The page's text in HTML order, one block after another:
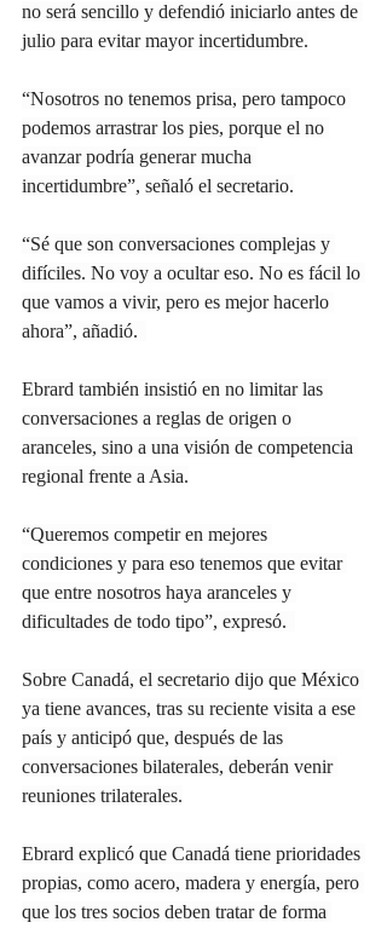
no será sencillo y defendió iniciarlo antes de
julio para evitar mayor incertidumbre.
“Nosotros no tenemos prisa, pero tampoco
podemos arrastrar los pies, porque el no
avanzar podría generar mucha
incertidumbre”, señaló el secretario.
“Sé que son conversaciones complejas y
difíciles. No voy a ocultar eso. No es fácil lo
que vamos a vivir, pero es mejor hacerlo
ahora”, añadió.
Ebrard también insistió en no limitar las
conversaciones a reglas de origen o
aranceles, sino a una visión de competencia
regional frente a Asia.
“Queremos competir en mejores
condiciones y para eso tenemos que evitar
que entre nosotros haya aranceles y
dificultades de todo tipo”, expresó.
Sobre Canadá, el secretario dijo que México
ya tiene avances, tras su reciente visita a ese
país y anticipó que, después de las
conversaciones bilaterales, deberán venir
reuniones trilaterales.
Ebrard explicó que Canadá tiene prioridades
propias, como acero, madera y energía, pero
que los tres socios deben tratar de forma